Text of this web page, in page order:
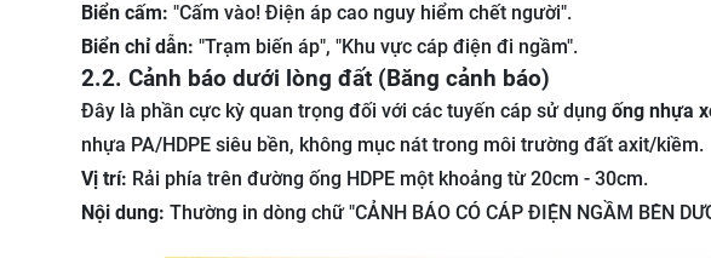
Biển cấm: "Cấm vào! Điện áp cao nguy hiểm chết người".
Biển chỉ dẫn: "Trạm biến áp", "Khu vực cáp điện đi ngầm".
2.2. Cảnh báo dưới lòng đất (Băng cảnh báo)
Đây là phần cực kỳ quan trọng đối với các tuyến cáp sử dụng ống nhựa
nhựa PA/HDPE siêu bền, không mục nát trong môi trường đất axit/kiềm.
Vị trí: Rải phía trên đường ống HDPE một khoảng từ 20cm - 30cm.
Nội dung: Thường in dòng chữ "CẢNH BÁO CÓ CÁP ĐIỆN NGẦM BÊN